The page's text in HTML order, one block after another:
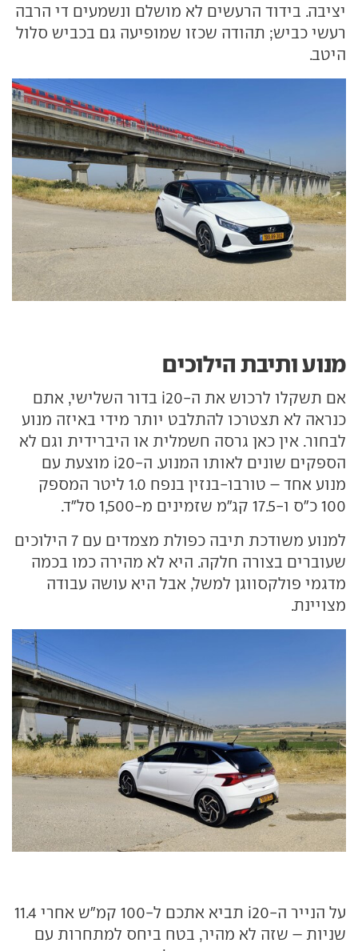
יציבה. בידוד הרעשים לא מושלם ונשמעים די הרבה
רעשי כביש; תהודה שכזו שמופיעה גם בכביש סלול
היטב.
מנוע ותיבת הילוכים
אם תשקלו לרכוש את ה-i20 בדור השלישי, אתם
כנראה לא תצטרכו להתלבט יותר מידי באיזה מנוע
לבחור. אין כאן גרסה חשמלית או היברידית וגם לא
הספקים שונים לאותו המנוע. ה-i20 מוצעת עם
מנוע אחד – טורבו-בנזין בנפח 1.0 ליטר המספק
100 כ"ס ו-17.5 קג"מ שזמינים מ-1,500 סל"ד.
למנוע משודכת תיבה כפולת מצמדים עם 7 הילוכים
שעוברים בצורה חלקה. היא לא מהירה כמו בכמה
מדגמי פולקסווגן למשל, אבל היא עושה עבודה
מצויינת.
על הנייר ה-i20 תביא אתכם ל-100 קמ"ש אחרי 11.4
שניות – שזה לא מהיר, בטח ביחס למתחרות עם